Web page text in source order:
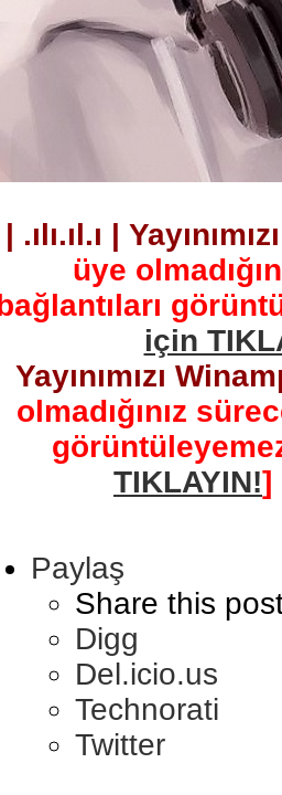
| .ılı.ıl.ı |
üye
bağlantıları
için
Yayınımızı
olmadığınız
TIKLAYIN!]
Paylaş
Share this
Digg
Del.icio.us
Technorati
Twitter